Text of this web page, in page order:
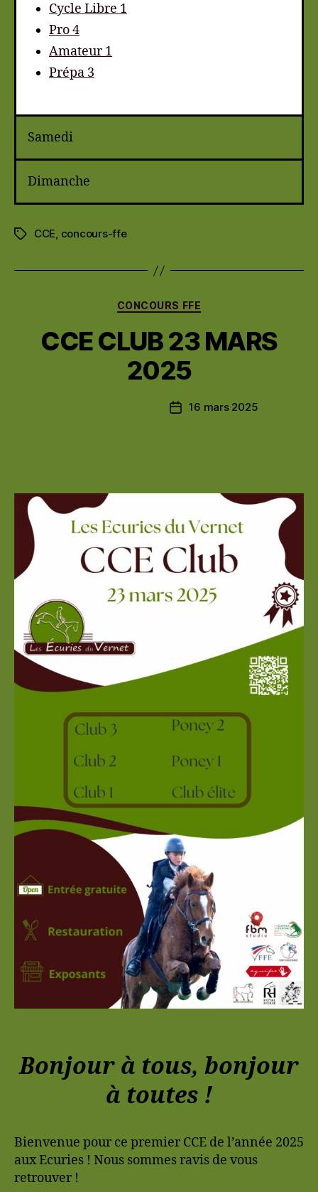
Cycle Libre 1
Pro 4
Amateur 1
Prépa 3
Samedi
Dimanche
Étiquettes
CCE, concours-ffe
Catégories
CONCOURS FFE
CCE CLUB 23 MARS
2025
Date16 mars 2025
Bonjour à tous, bonjour
à toutes !
Bienvenue pour ce premier CCE de l’année 2025
aux Ecuries ! Nous sommes ravis de vous
retrouver !